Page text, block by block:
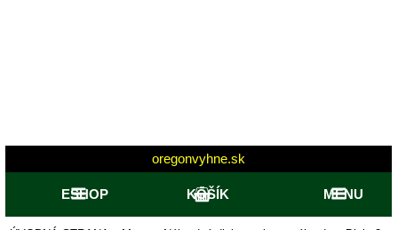
oregonvyhne.sk
ESHOP KOŠÍK MENU